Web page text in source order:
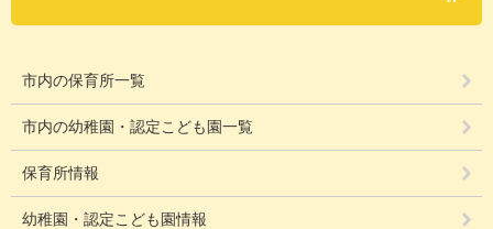
市内の保育所一覧
市内の幼稚園・認定こども園一覧
保育所情報
幼稚園・認定こども園情報